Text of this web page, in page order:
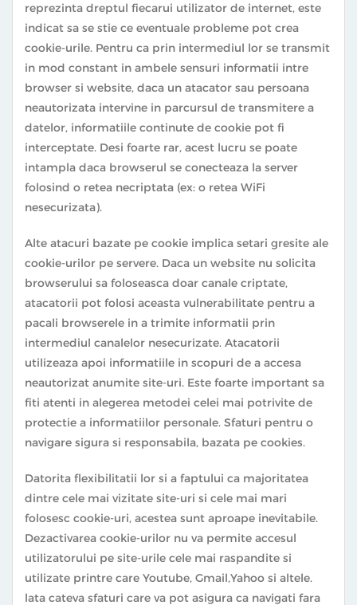
reprezinta dreptul fiecarui utilizator de internet, este
indicat sa se stie ce eventuale probleme pot crea
cookie-urile. Pentru ca prin intermediul lor se transmit
in mod constant in ambele sensuri informatii intre
browser si website, daca un atacator sau persoana
neautorizata intervine in parcursul de transmitere a
datelor, informatiile continute de cookie pot fi
interceptate. Desi foarte rar, acest lucru se poate
intampla daca browserul se conecteaza la server
folosind o retea necriptata (ex: o retea WiFi
nesecurizata).
Alte atacuri bazate pe cookie implica setari gresite ale
cookie-urilor pe servere. Daca un website nu solicita
browserului sa foloseasca doar canale criptate,
atacatorii pot folosi aceasta vulnerabilitate pentru a
pacali browserele in a trimite informatii prin
intermediul canalelor nesecurizate. Atacatorii
utilizeaza apoi informatiile in scopuri de a accesa
neautorizat anumite site-uri. Este foarte important sa
fiti atenti in alegerea metodei celei mai potrivite de
protectie a informatiilor personale. Sfaturi pentru o
navigare sigura si responsabila, bazata pe cookies.
Datorita flexibilitatii lor si a faptului ca majoritatea
dintre cele mai vizitate site-uri si cele mai mari
folosesc cookie-uri, acestea sunt aproape inevitabile.
Dezactivarea cookie-urilor nu va permite accesul
utilizatorului pe site-urile cele mai raspandite si
utilizate printre care Youtube, Gmail,Yahoo si altele.
lata cateva sfaturi care va pot asigura ca navigati fara